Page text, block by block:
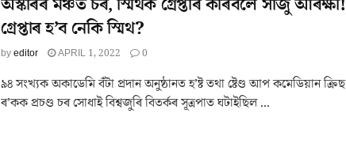
অস্কাৰৰ মঞ্চত চৰ, স্মিথক গ্ৰেপ্তাৰ কৰিবলৈ সাজু আৰক্ষী!
গ্ৰেপ্তাৰ হ’ব নেকি স্মিথ?
byeditor APRIL 1, 2022 0
৯৪ সংখ্যক অকাডেমি বঁটা প্ৰদান অনুষ্ঠানত হ’ষ্ট তথা ষ্টেণ্ড আপ কমেডিয়ান ক্ৰিছ
ৰ’কক প্ৰচণ্ড চৰ সোধাই বিশ্বজুৰি বিতৰ্কৰ সূত্ৰপাত ঘটাইছিল ...